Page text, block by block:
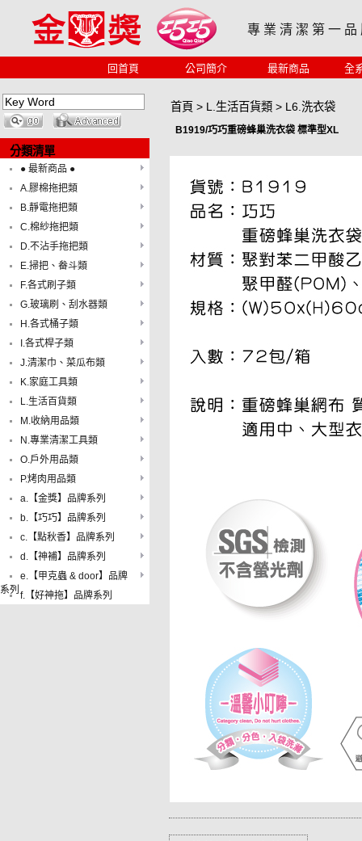
專 業 清 潔 第 一 品
回首頁 公司簡介 最新商品 全
分類清單
● 最新商品 ●
A.膠棉拖把類
B.靜電拖把類
C.棉紗拖把類
D.不沾手拖把類
E.掃把、畚斗類
F.各式刷子類
G.玻璃刷、刮水器類
H.各式桶子類
I.各式桿子類
J.清潔巾、菜瓜布類
K.家庭工具類
L.生活百貨類
M.收納用品類
N.專業清潔工具類
O.戶外用品類
P.烤肉用品類
a.【金獎】品牌系列
b.【巧巧】品牌系列
c.【點秋香】品牌系列
d.【神補】品牌系列
e.【甲克蟲 & door】品牌
系列 f.【好神拖】品牌系列
首頁 > L.生活百貨類 > L6.洗衣袋
B1919/巧巧重磅蜂巢洗衣袋 標準型XL